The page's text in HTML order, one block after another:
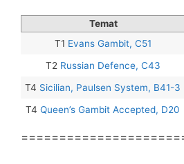
Temat
T1 Evans Gambit, C51
T2 Russian Defence, C43
T4 Sicilian, Paulsen System, B41-3
T4 Queen’s Gambit Accepted, D20